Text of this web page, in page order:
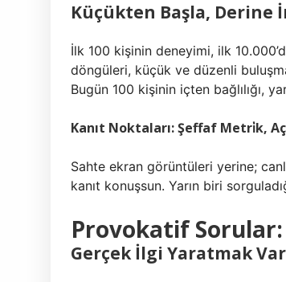
Küçükten Başla, Derine
İlk 100 kişinin deneyimi, ilk
döngüleri, küçük ve düzenli
Bugün 100 kişinin içten bağlılığı,
Kanıt Noktaları: Şeffaf Metri̇k,
Sahte ekran görüntüleri yerine;
kanıt konuşsun. Yarın biri
Provokatif Sorular:
Gerçek İlgi Yaratmak